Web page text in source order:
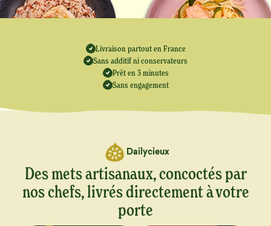
Livraison partout en France
Sans additif ni conservateurs
Prêt en 3 minutes
Sans engagement
Dailycieux
Des mets artisanaux, concoctés par
nos chefs, livrés directement à votre
porte